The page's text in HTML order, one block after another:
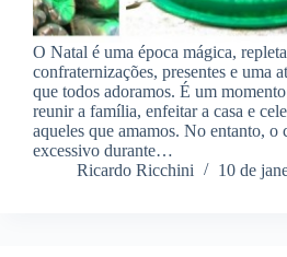
O Natal é uma época mágica,
confraternizações, presentes e uma
que todos adoramos. É um
reunir a família, enfeitar a casa e
aqueles que amamos. No entanto, o
excessivo durante…
Ricardo Ricchini
10 de